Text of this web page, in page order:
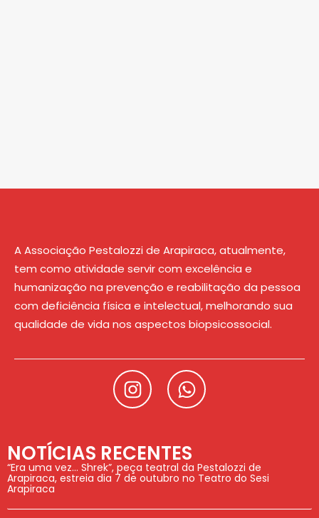
A Associação Pestalozzi de Arapiraca, atualmente,
tem como atividade servir com excelência e
humanização na prevenção e reabilitação da pessoa
com deficiência física e intelectual, melhorando sua
qualidade de vida nos aspectos biopsicossocial.
NOTÍCIAS RECENTES
“Era uma vez… Shrek”, peça teatral da Pestalozzi de
Arapiraca, estreia dia 7 de outubro no Teatro do Sesi
Arapiraca